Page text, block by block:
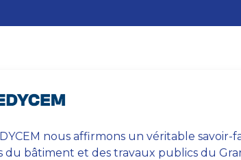
nous affirmons un véritable
du bâtiment et des travaux publics du